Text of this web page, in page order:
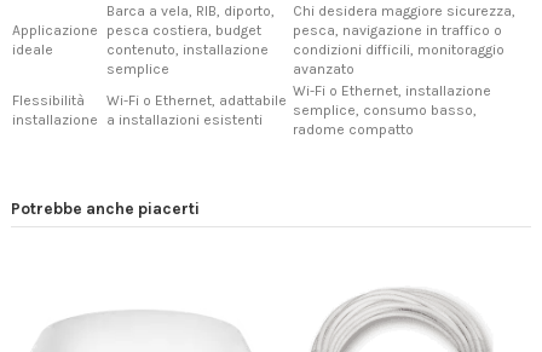
Applicazione
ideale
Barca a vela, RIB, diporto,
pesca costiera, budget
contenuto, installazione
semplice
Chi desidera maggiore sicurezza,
pesca, navigazione in traffico o
condizioni difficili, monitoraggio
avanzato
Flessibilità
installazione
Wi-Fi o Ethernet, adattabile
a installazioni esistenti
Wi-Fi o Ethernet, installazione
semplice, consumo basso,
radome compatto
Potrebbe anche piacerti